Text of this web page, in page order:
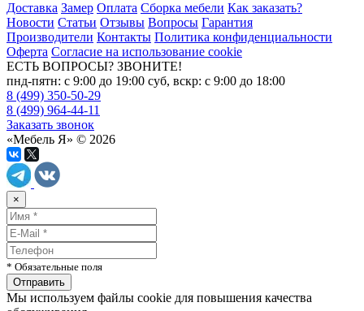
Доставка Замер Оплата Сборка мебели Как заказать?
Новости Статьи Отзывы Вопросы Гарантия
Производители Контакты Политика конфиденциальности
Оферта Согласие на использование cookie
ЕСТЬ ВОПРОСЫ? ЗВОНИТЕ!
пнд-пятн: с 9:00 до 19:00 суб, вскр: с 9:00 до 18:00
8 (499) 350-50-29
8 (499) 964-44-11
Заказать звонок
«Мебель Я» © 2026
×
* Обязательные поля
Мы используем файлы cookie для повышения качества